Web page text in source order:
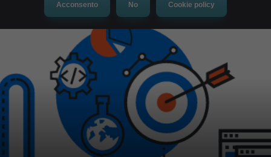
Acconsento No Cookie policy